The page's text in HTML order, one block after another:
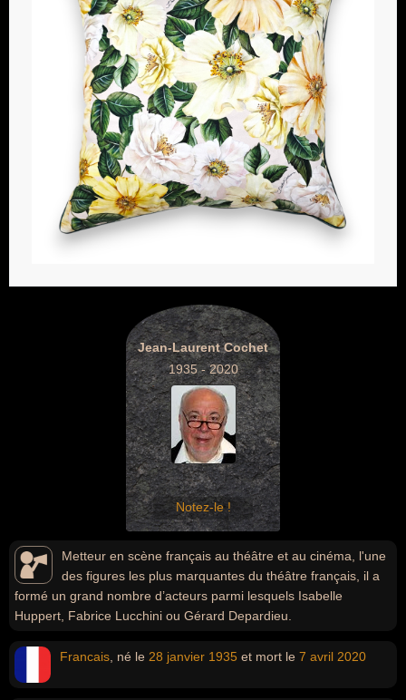
Jean-Laurent Cochet
1935 - 2020
Notez-le !
Metteur en scène français au théâtre et au cinéma, l'une
des figures les plus marquantes du théâtre français, il a
formé un grand nombre d’acteurs parmi lesquels Isabelle
Huppert, Fabrice Lucchini ou Gérard Depardieu.
Francais , né le 28 janvier 1935 et mort le 7 avril 2020